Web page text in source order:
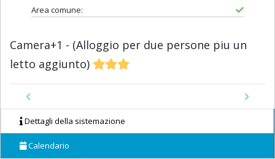
Area comune:
Camera+1 - (Alloggio per due persone piu un
letto aggiunto)
Previous
Next
Dettagli della sistemazione
Calendario